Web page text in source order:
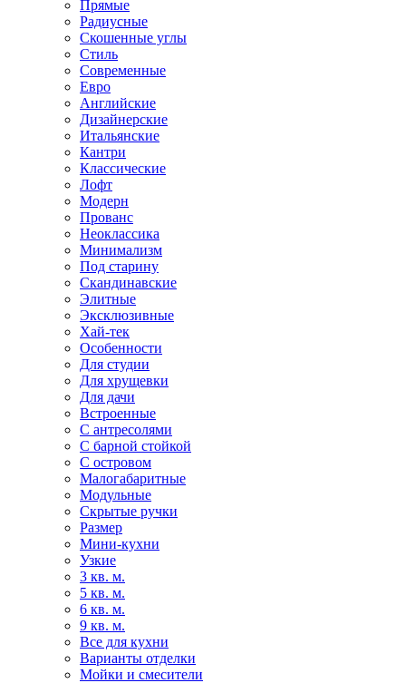
Прямые
Радиусные
Скошенные углы
Стиль
Современные
Евро
Английские
Дизайнерские
Итальянские
Кантри
Классические
Лофт
Модерн
Прованс
Неоклассика
Минимализм
Под старину
Скандинавские
Элитные
Эксклюзивные
Хай-тек
Особенности
Для студии
Для хрущевки
Для дачи
Встроенные
С антресолями
С барной стойкой
С островом
Малогабаритные
Модульные
Скрытые ручки
Размер
Мини-кухни
Узкие
3 кв. м.
5 кв. м.
6 кв. м.
9 кв. м.
Все для кухни
Варианты отделки
Мойки и смесители